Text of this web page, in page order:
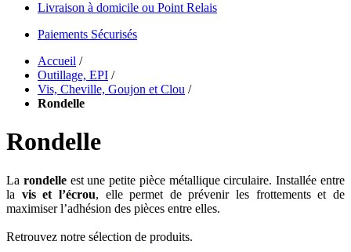
Livraison à domicile ou Point Relais
Paiements Sécurisés
Accueil /
Outillage, EPI /
Vis, Cheville, Goujon et Clou /
Rondelle
Rondelle
La rondelleest une petite pièce métallique circulaire. Installée entre
la vis et l’écrou, elle permet de prévenir les frottements et de
maximiser l’adhésion des pièces entre elles.
Retrouvez notre sélection de produits.